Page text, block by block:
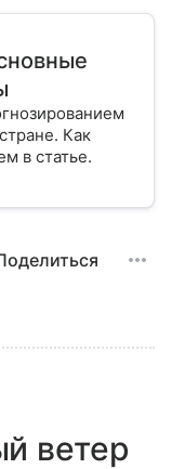
Как
в статье.
ветер